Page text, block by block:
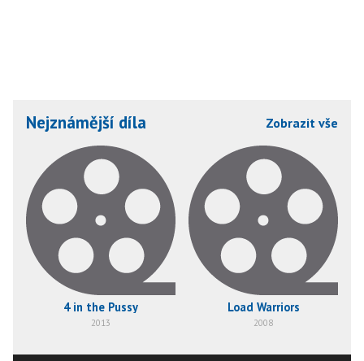
Nejznámější díla Zobrazit vše
4 in the Pussy
2013
Load Warriors
2008